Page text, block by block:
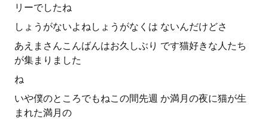
リーでしたね
しょうがないよねしょうがなくは ないんだけどさ
あえまさんこんばんはお久しぶり です猫好きな人たち
が集まりました
ね
いや僕のところでもねこの間先週 か満月の夜に猫が生
まれた満月の